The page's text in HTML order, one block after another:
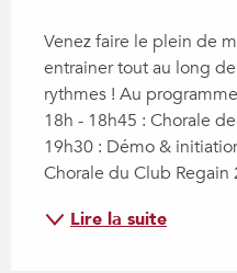
Venez faire le plein de
entrainer tout au long
rythmes ! Au
18h - 18h45 : Chorale
19h30 : Démo &
Chorale du Club Regain
Lire la suite